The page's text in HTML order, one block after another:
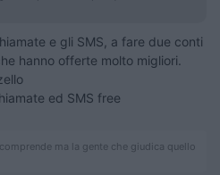
e gli SMS, a fare due conti
hanno offerte molto migliori.
ed SMS free
ma la gente che giudica quello